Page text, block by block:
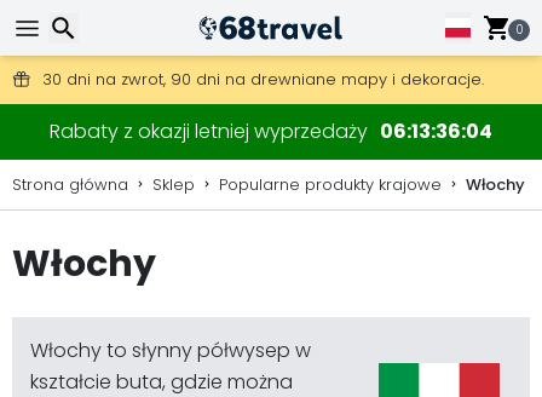
0
Darmowa wysyłka przy zamówieniach powyżej 345 zł.
30 dni na zwrot, 90 dni na drewniane mapy i dekoracje.
Rabaty z okazji letniej wyprzedaży 06 13 36 02
Strona główna Sklep Popularne produkty krajowe Włochy
Włochy
Włochy to słynny półwysep w
kształcie buta, gdzie można
Wyszukaj